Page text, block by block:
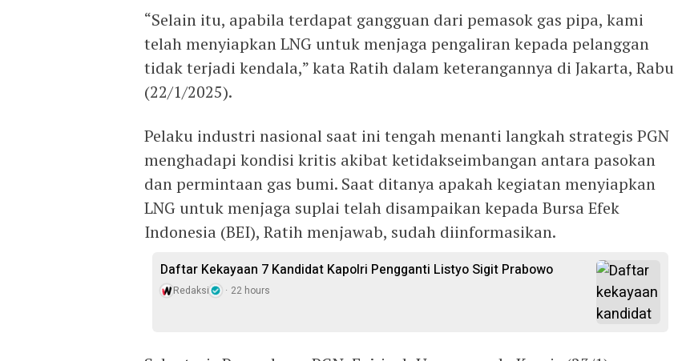
“Selain itu, apabila terdapat gangguan dari pemasok gas pipa, kami
telah menyiapkan LNG untuk menjaga pengaliran kepada pelanggan
tidak terjadi kendala,” kata Ratih dalam keterangannya di Jakarta, Rabu
(22/1/2025).
Pelaku industri nasional saat ini tengah menanti langkah strategis PGN
menghadapi kondisi kritis akibat ketidakseimbangan antara pasokan
dan permintaan gas bumi. Saat ditanya apakah kegiatan menyiapkan
LNG untuk menjaga suplai telah disampaikan kepada Bursa Efek
Indonesia (BEI), Ratih menjawab, sudah diinformasikan.
Daftar Kekayaan 7 Kandidat Kapolri Pengganti Listyo Sigit Prabowo
Redaksi 22 hours